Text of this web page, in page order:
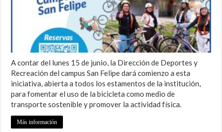
A contar del lunes 15 de junio, la Dirección de Deportes y
Recreación del campus San Felipe dará comienzo a esta
iniciativa, abierta a todos los estamentos de la institución,
para fomentar el uso de la bicicleta como medio de
transporte sostenible y promover la actividad física.
Más información